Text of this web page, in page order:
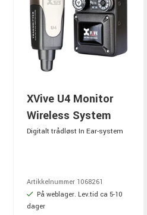
XVive U4 Monitor
Wireless System
Digitalt trådløst In Ear-system
Artikkelnummer 1068261
På weblager. Lev.tid ca 5-10
dager